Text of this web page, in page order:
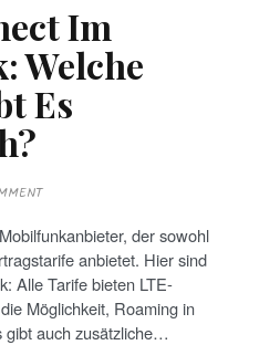
Im
Welche
Es
der sowohl
anbietet. Hier sind
Alle Tarife bieten LTE-
Möglichkeit, Roaming in
gibt auch zusätzliche…